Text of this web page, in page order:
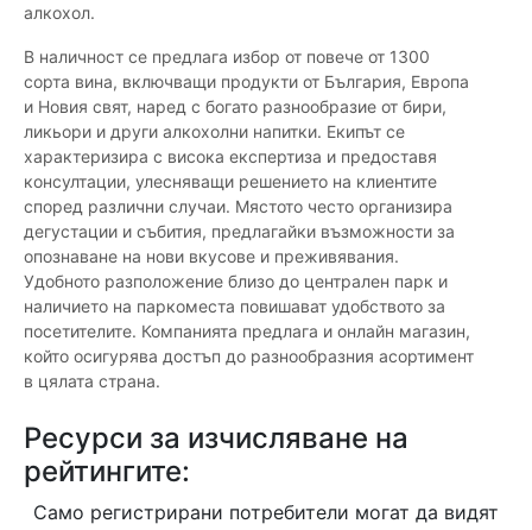
алкохол.
В наличност се предлага избор от повече от 1300
сорта вина, включващи продукти от България, Европа
и Новия свят, наред с богато разнообразие от бири,
ликьори и други алкохолни напитки. Екипът се
характеризира с висока експертиза и предоставя
консултации, улесняващи решението на клиентите
според различни случаи. Мястото често организира
дегустации и събития, предлагайки възможности за
опознаване на нови вкусове и преживявания.
Удобното разположение близо до централен парк и
наличието на паркоместа повишават удобството за
посетителите. Компанията предлага и онлайн магазин,
който осигурява достъп до разнообразния асортимент
в цялата страна.
Ресурси за изчисляване на
рейтингите:
Само регистрирани потребители могат да видят